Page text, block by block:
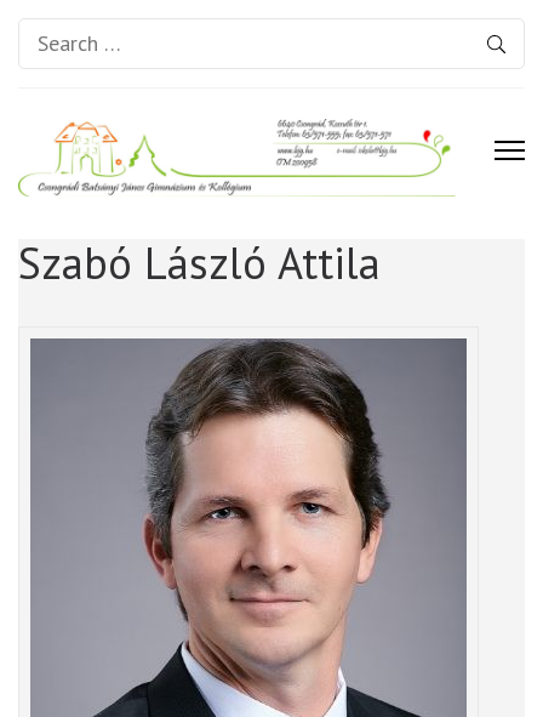
Search
for:
Gimnázium és Kollégium
Szabó László Attila